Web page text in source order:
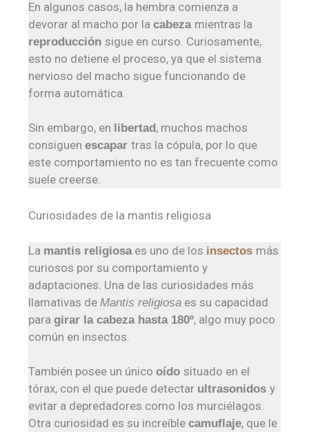
En algunos casos, la hembra comienza a
devorar al macho por lacabeza mientras la
reproducciónsigue en curso. Curiosamente,
esto no detiene el proceso, ya que el sistema
nervioso del macho sigue funcionando de
forma automática.
Sin embargo, en libertad, muchos machos
consiguenescapartras la cópula, por lo que
este comportamiento no es tan frecuente como
suele creerse.
Curiosidades de la mantis religiosa
La mantis religiosaes uno de los insectos más
curiosos por su comportamiento y
adaptaciones. Una de las curiosidades más
llamativas de Mantis religiosa es su capacidad
paragirar la cabeza hasta 180º, algo muy poco
común en insectos.
También posee un únicooídosituado en el
tórax, con el que puede detectar ultrasonidosy
evitar a depredadores como los murciélagos.
Otra curiosidad es su increíblecamuflaje, que le